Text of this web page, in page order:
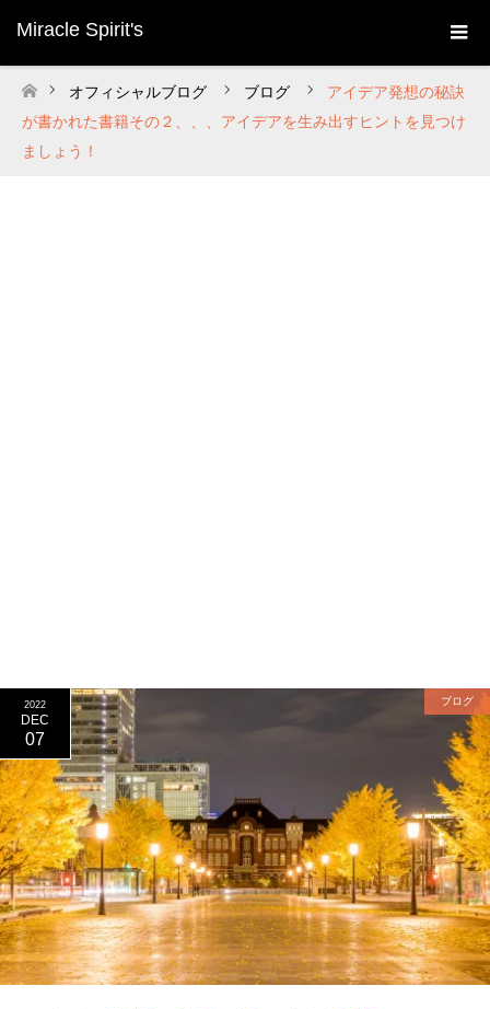
Miracle Spirit's
ホーム
オフィシャルブログ ブログ
アイデア発想の秘訣
が書かれた書籍その２、、、アイデアを生み出すヒントを見つけ
ましょう！
2022
DEC
07
ブログ